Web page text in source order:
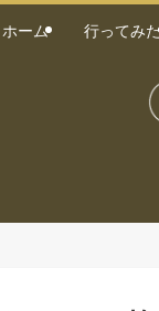
ホーム 行ってみ